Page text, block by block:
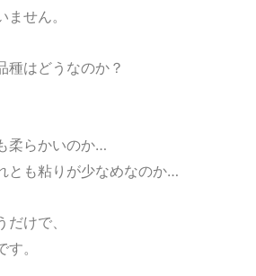
せん。
種はどうなのか？
柔らかいのか…
とも粘りが少なめなのか…
けで、
。